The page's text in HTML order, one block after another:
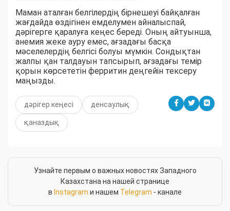
Маман аталған белгілердің бірнешеуі байқалған
жағдайда өздігінен емделумен айналыспай,
дәрігерге қаралуға кеңес береді. Оның айтуынша,
анемия жеке ауру емес, ағзадағы басқа
мәселелердің белгісі болуы мүмкін. Сондықтан
жалпы қан талдауын тапсырып, ағзадағы темір
қорын көрсететін ферритин деңгейін тексеру
маңызды.
дәрігер кеңесі денсаулық
қаназдық
Узнайте первым о важных новостях Западного
Казахстана на нашей странице
в Instagram и нашем Telegram - канале